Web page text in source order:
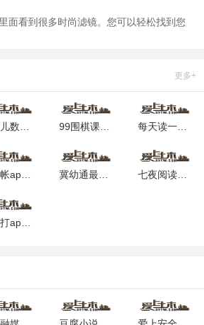
面看到很多时尚滤镜。您可以轻松找到您
更多+
葱喵儿数学手机版最新下载安卓版 99围棋课堂安卓版下载2024 每天读一点英文软件安卓下载最新版
微手帐app下载手机版 冀幼通最新版本2024下载(翼幼通) 七夜阅读app下载
随身打app下载